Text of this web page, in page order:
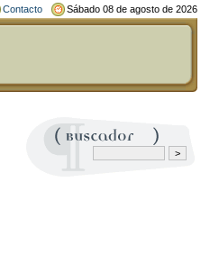
Contacto Sábado 08 de agosto de 2026